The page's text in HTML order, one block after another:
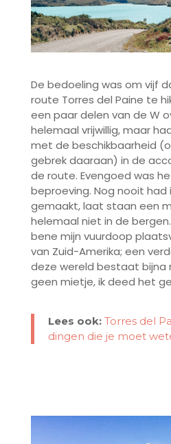
De bedoeling was om vijf
route Torres del Paine te
een paar delen van de W
helemaal vrijwillig, maar
met de beschikbaarheid
gebrek daaraan) in de
de route. Evengoed was
beproeving. Nog nooit had
gemaakt, laat staan een
helemaal niet in de
bene mijn vuurdoop
van Zuid-Amerika; een
deze wereld bestaat bijna
geen mietje, ik deed het
Lees ook: Torres del
dingen die je moet